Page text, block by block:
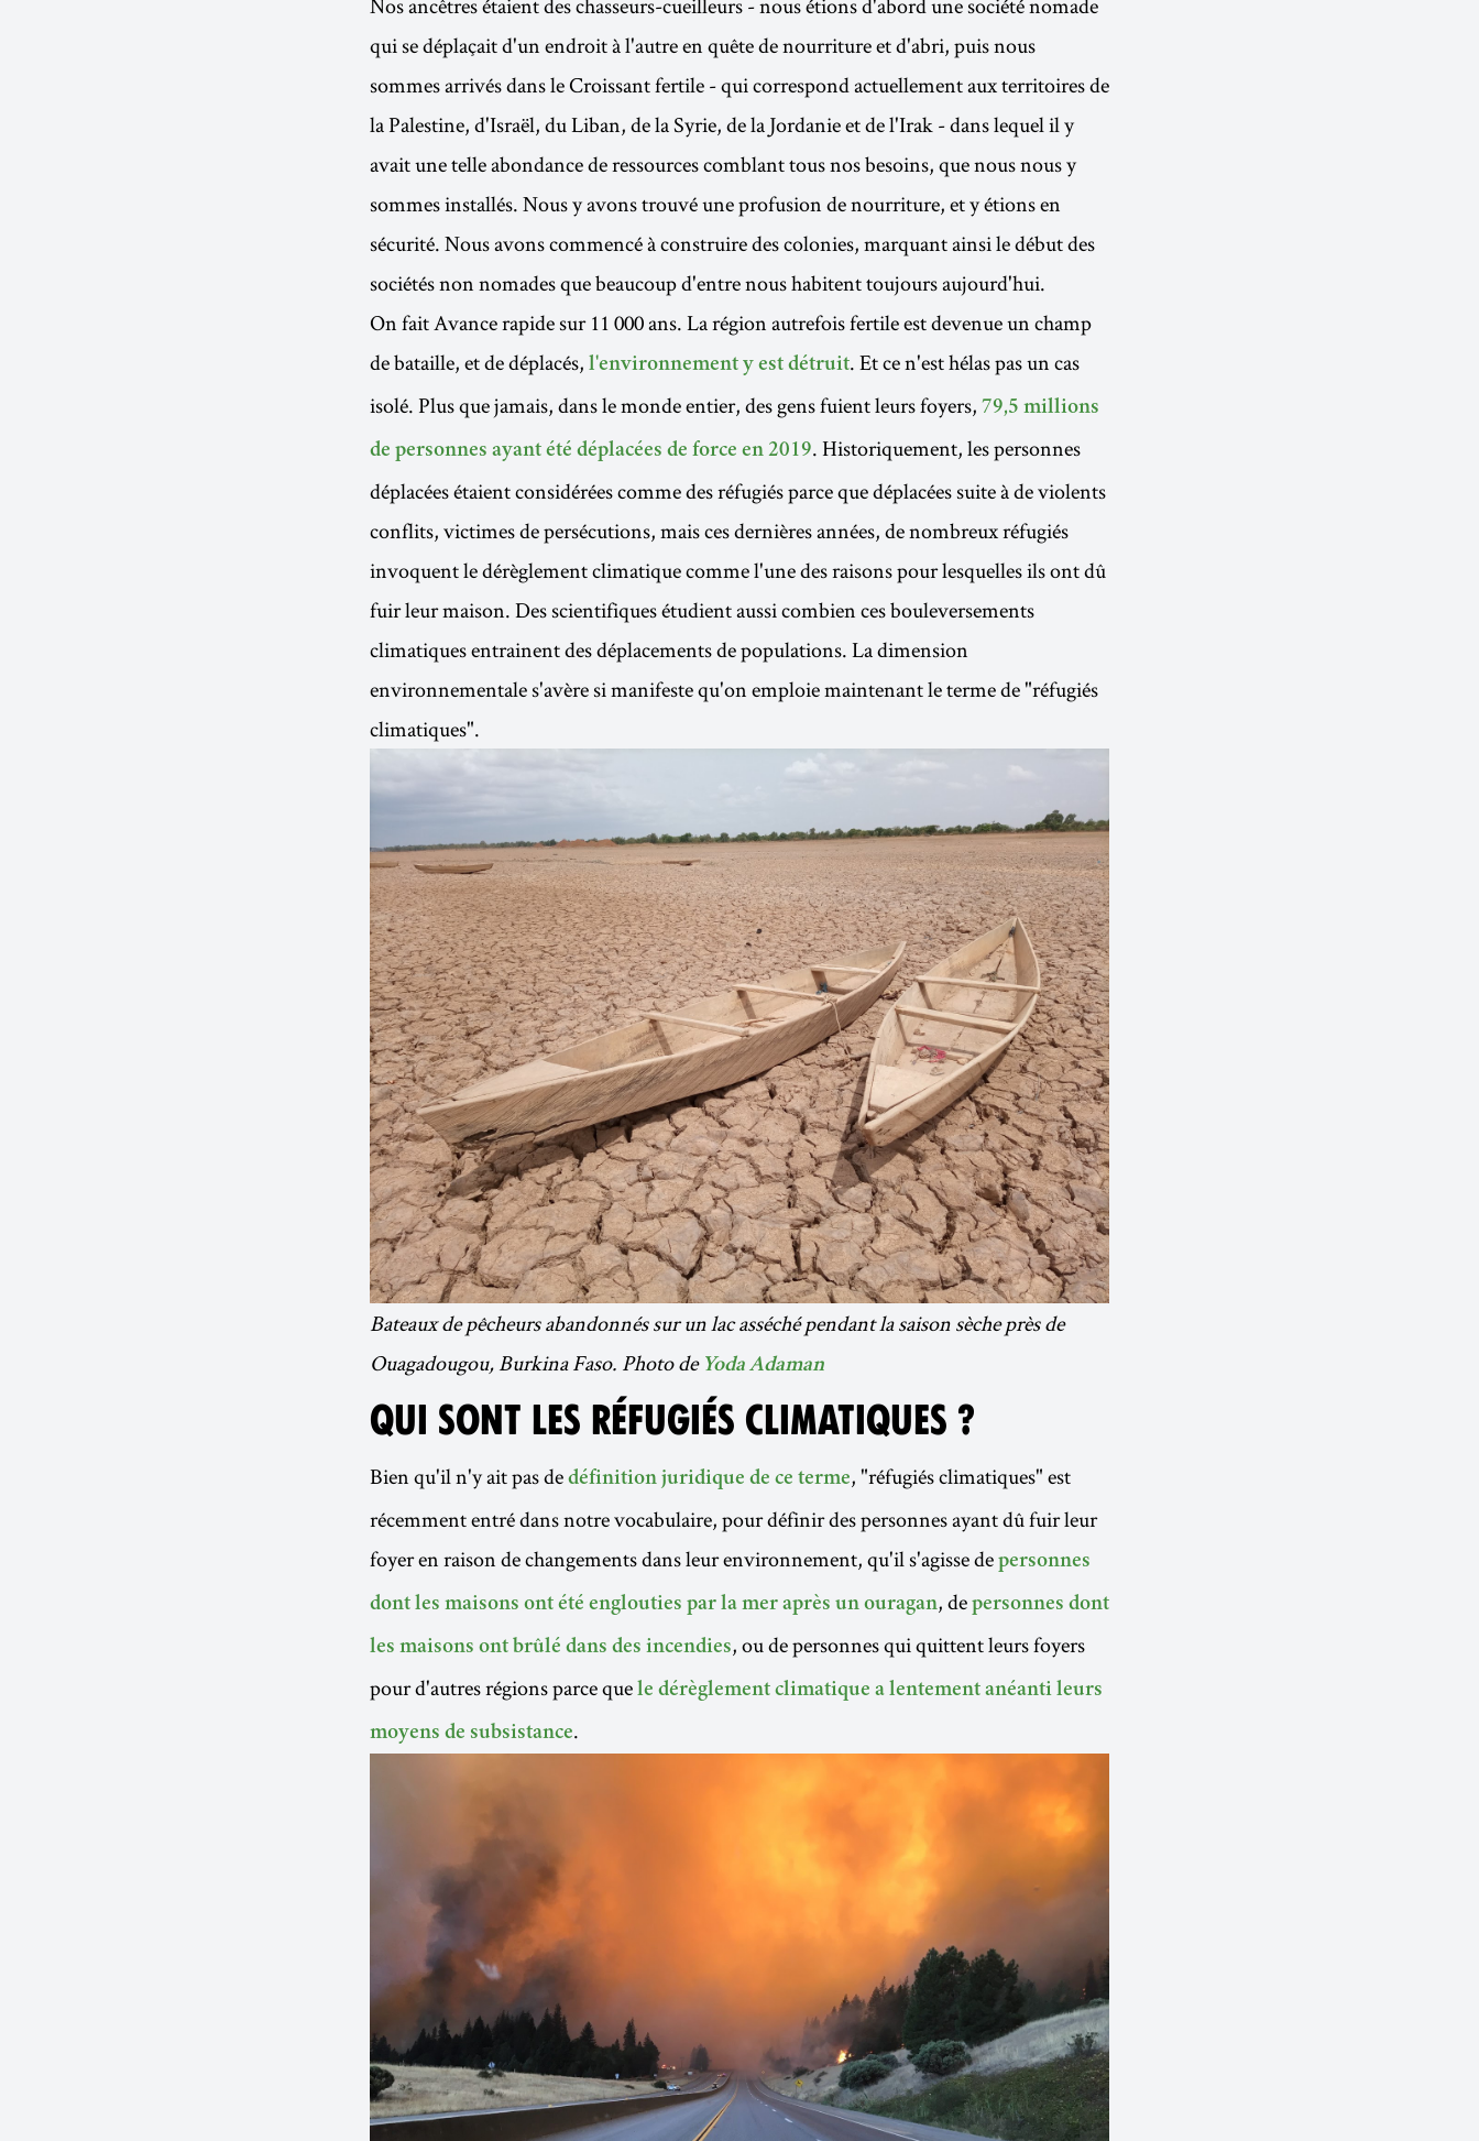
qui se déplaçait d'un endroit à l'autre en quête de nourriture et d'abri, puis nous
sommes arrivés dans le Croissant fertile - qui correspond actuellement aux territoires de
la Palestine, d'Israël, du Liban, de la Syrie, de la Jordanie et de l'Irak - dans lequel il y
avait une telle abondance de ressources comblant tous nos besoins, que nous nous y
sommes installés. Nous y avons trouvé une profusion de nourriture, et y étions en
sécurité. Nous avons commencé à construire des colonies, marquant ainsi le début des
sociétés non nomades que beaucoup d'entre nous habitent toujours aujourd'hui.
On fait Avance rapide sur 11 000 ans. La région autrefois fertile est devenue un champ
de bataille, et de déplacés, l'environnement y est détruit. Et ce n'est hélas pas un cas
isolé. Plus que jamais, dans le monde entier, des gens fuient leurs foyers, 79,5 millions
de personnes ayant été déplacées de force en 2019. Historiquement, les personnes
déplacées étaient considérées comme des réfugiés parce que déplacées suite à de violents
conflits, victimes de persécutions, mais ces dernières années, de nombreux réfugiés
invoquent le dérèglement climatique comme l'une des raisons pour lesquelles ils ont dû
fuir leur maison. Des scientifiques étudient aussi combien ces bouleversements
climatiques entrainent des déplacements de populations. La dimension
environnementale s'avère si manifeste qu'on emploie maintenant le terme de "réfugiés
climatiques".
Bateaux de pêcheurs abandonnés sur un lac asséché pendant la saison sèche près de
Ouagadougou, Burkina Faso. Photo de Yoda Adaman
QUI SONT LES RÉFUGIÉS CLIMATIQUES ?
Bien qu'il n'y ait pas de définition juridique de ce terme, "réfugiés climatiques" est
récemment entré dans notre vocabulaire, pour définir des personnes ayant dû fuir leur
foyer en raison de changements dans leur environnement, qu'il s'agisse de personnes
dont les maisons ont été englouties par la mer après un ouragan, de personnes dont
les maisons ont brûlé dans des incendies, ou de personnes qui quittent leurs foyers
pour d'autres régions parce que le dérèglement climatique a lentement anéanti leurs
moyens de subsistance.